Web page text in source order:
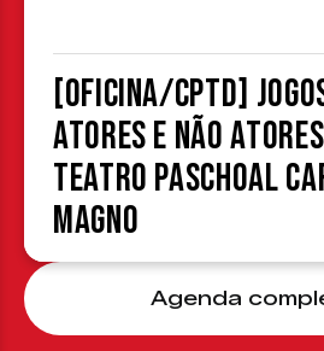
[OFICINA/CPTD]
atores e não
Teatro Paschoal
Magno
Agenda